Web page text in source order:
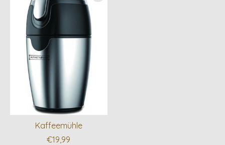
Kaffeemühle
€19,99